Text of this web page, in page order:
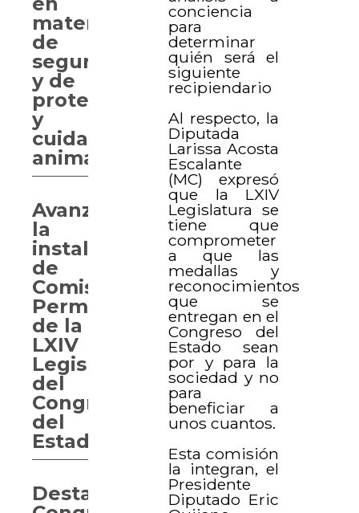
conciencia
para
determinar
quién será el
siguiente
recipiendario
Al respecto, la
Diputada
Larissa Acosta
Escalante
(MC) expresó
que la LXIV
Legislatura se
tiene que
comprometer
a que las
medallas y
reconocimientos
que se
entregan en el
Congreso del
Estado sean
por y para la
sociedad y no
para
beneficiar a
unos cuantos.
Esta comisión
la integran, el
Presidente
Diputado Eric
materia
de
seguridad;
y de
protección
y
cuidado
animal
Avanza
la
instalación
de
Comisiones
Permanentes
de la
LXIV
Legislatura
del
Congreso
del
Estado.
Destaca